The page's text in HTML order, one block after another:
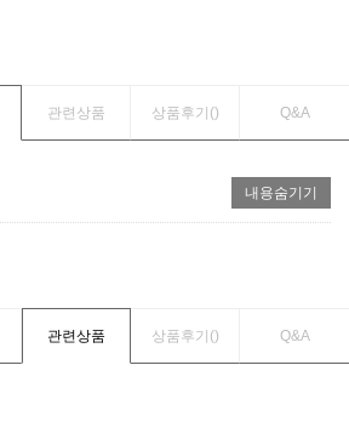
관련상품 상품후기() Q&A
내용숨기기
관련상품 상품후기() Q&A